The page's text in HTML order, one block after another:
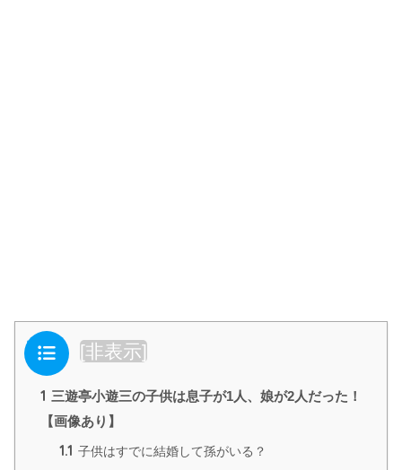
目次 [非表示]
1 三遊亭小遊三の子供は息子が1人、娘が2人だった！
【画像あり】
1.1 子供はすでに結婚して孫がいる？